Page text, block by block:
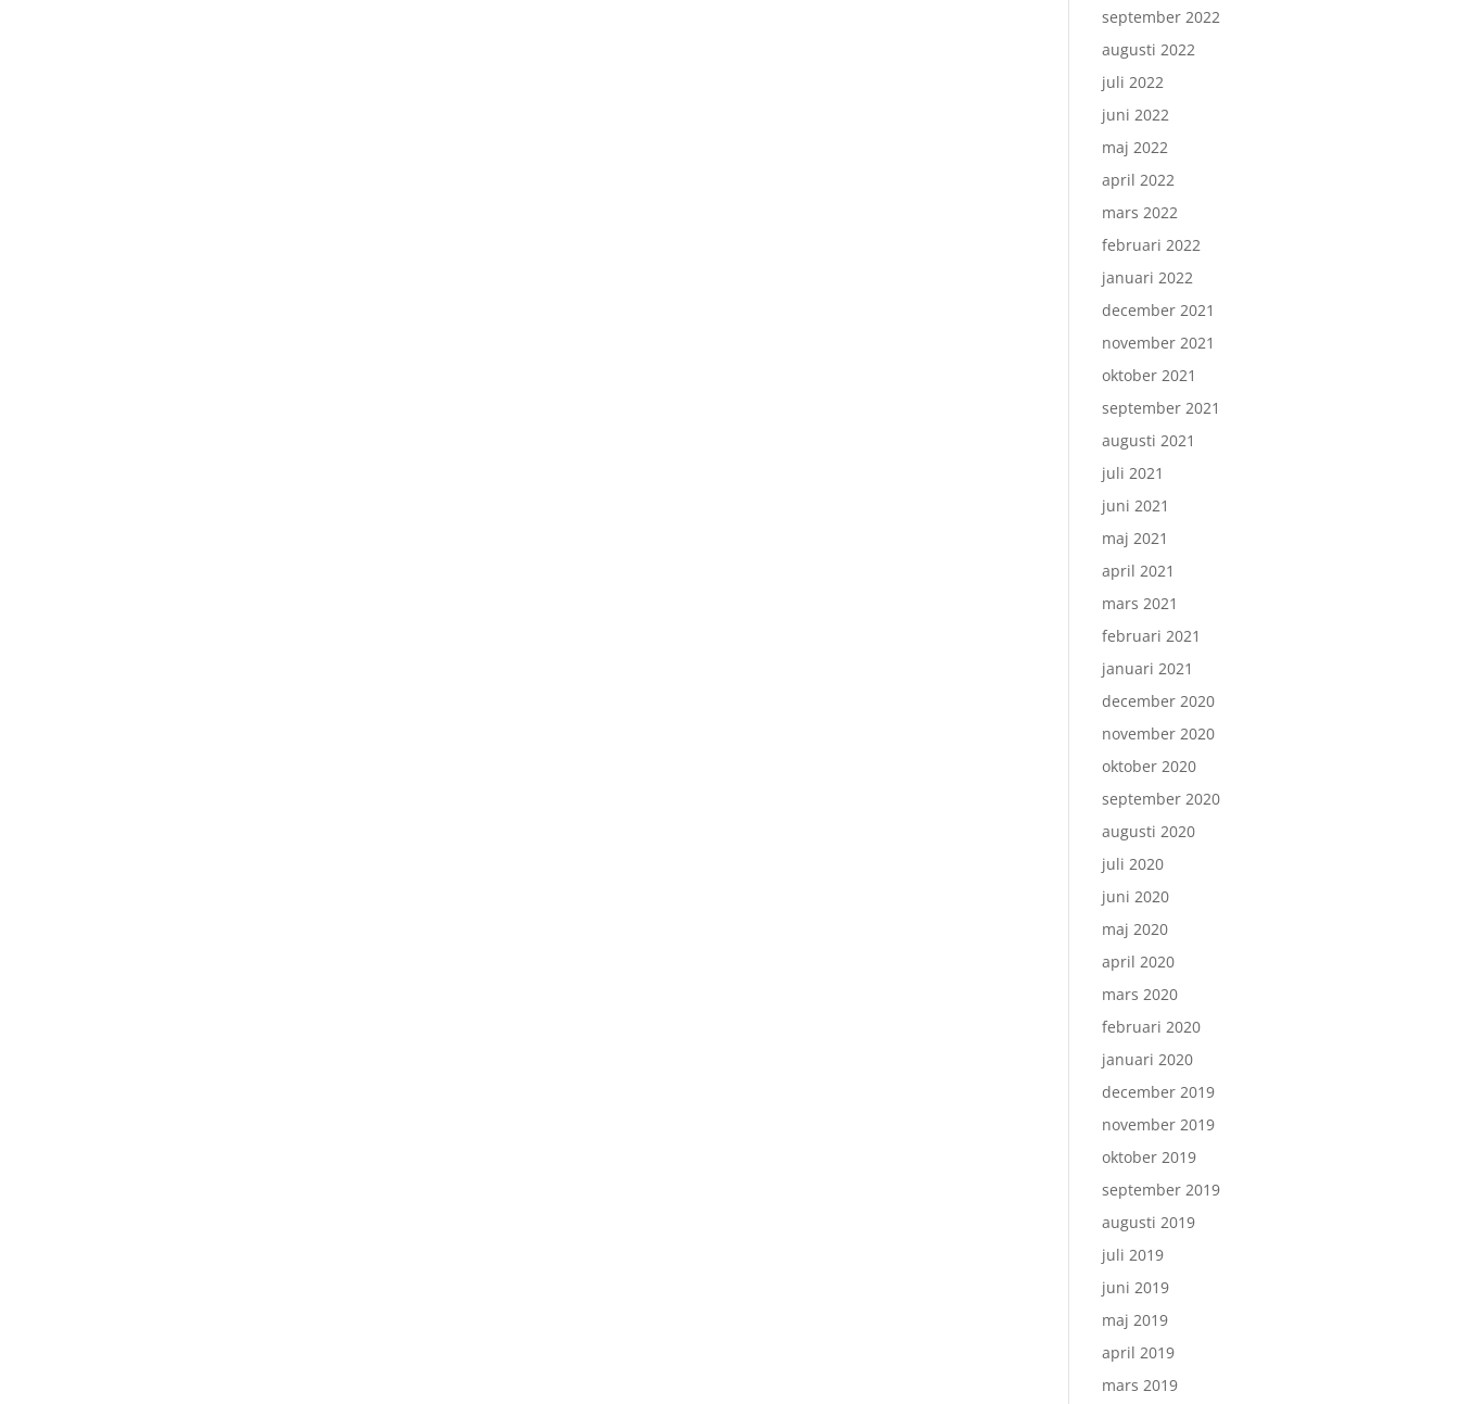
september 2022
augusti 2022
juli 2022
juni 2022
maj 2022
april 2022
mars 2022
februari 2022
januari 2022
december 2021
november 2021
oktober 2021
september 2021
augusti 2021
juli 2021
juni 2021
maj 2021
april 2021
mars 2021
februari 2021
januari 2021
december 2020
november 2020
oktober 2020
september 2020
augusti 2020
juli 2020
juni 2020
maj 2020
april 2020
mars 2020
februari 2020
januari 2020
december 2019
november 2019
oktober 2019
september 2019
augusti 2019
juli 2019
juni 2019
maj 2019
april 2019
mars 2019